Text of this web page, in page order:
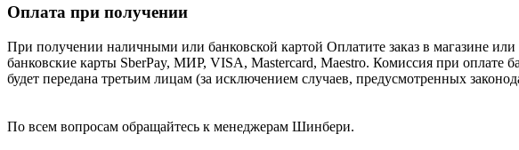
Оплата при получении
При получении наличными или банковской картой Оплатите заказ в магазине
банковские карты SberPay, МИР, VISA, Mastercard, Maestro. Комиссия при оплате
будет передана третьим лицам (за исключением случаев, предусмотренных
По всем вопросам обращайтесь к менеджерам Шинбери.